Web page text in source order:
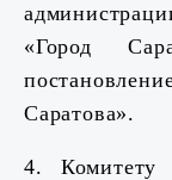
«Город
Саратова».
4. Комитету